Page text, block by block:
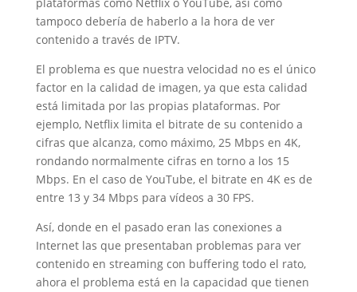
plataformas como Netflix o YouTube, así como
tampoco debería de haberlo a la hora de ver
contenido a través de IPTV.
El problema es que nuestra velocidad no es el único
factor en la calidad de imagen, ya que esta calidad
está limitada por las propias plataformas. Por
ejemplo, Netflix limita el bitrate de su contenido a
cifras que alcanza, como máximo, 25 Mbps en 4K,
rondando normalmente cifras en torno a los 15
Mbps. En el caso de YouTube, el bitrate en 4K es de
entre 13 y 34 Mbps para vídeos a 30 FPS.
Así, donde en el pasado eran las conexiones a
Internet las que presentaban problemas para ver
contenido en streaming con buffering todo el rato,
ahora el problema está en la capacidad que tienen